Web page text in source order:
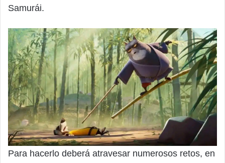
Samurái.
Para hacerlo deberá atravesar numerosos retos, en